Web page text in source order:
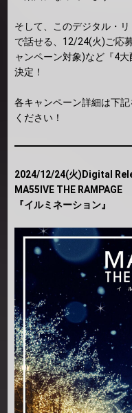
そして、このデジタル・
で話せる、12/24(火)ご応
ャンペーン対象)など『4
決定！
各キャンペーン詳細は下
ください！
2024/12/24(火)Digital
MA55IVE THE RAMPAGE
『イルミネーション』